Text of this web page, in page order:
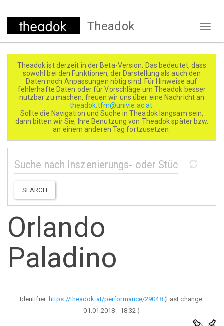
Direkt
Theadok
Theadok ist derzeit in der Beta-Version. Das bedeutet, dass
sowohl bei den Funktionen, der Darstellung als auch den
Daten noch Anpassungen nötig sind. Für Hinweise auf
fehlerhafte Daten oder für Vorschläge um Theadok besser
nutzbar zu machen, freuen wir uns über eine Nachricht an
theadok.tfm@univie.ac.at
Sollte die Navigation und Suche in Theadok langsam sein,
dann bitten wir Sie, Ihre Benutzung von Theadok später bzw.
an einem anderen Tag fortzusetzen.
SEARCH
Orlando
Paladino
Identifier:https://theadok.at/performance/29048(Last change:
01.01.2018 - 18:32 )